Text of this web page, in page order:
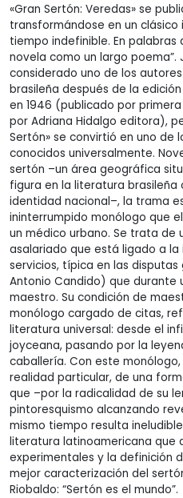
«Gran Sertón: Veredas» se
transformándose en un
tiempo indefinible. En palabras
novela como un largo poema”.
considerado uno de los
brasileña después de la
en 1946 (publicado por
por Adriana Hidalgo editora),
Sertón» se convirtió en uno de
conocidos universalmente.
sertón –un área geográfica
figura en la literatura brasileña
identidad nacional–, la trama
ininterrumpido monólogo que
un médico urbano. Se trata de
asalariado que está ligado a
servicios, típica en las disputas
Antonio Candido) que durante
maestro. Su condición de
monólogo cargado de citas,
literatura universal: desde el
joyceana, pasando por la
caballería. Con este
realidad particular, de una
que –por la radicalidad de su
pintoresquismo alcanzando
mismo tiempo resulta
literatura latinoamericana que
experimentales y la definición
mejor caracterización del
Riobaldo: “Sertón es el mundo”.